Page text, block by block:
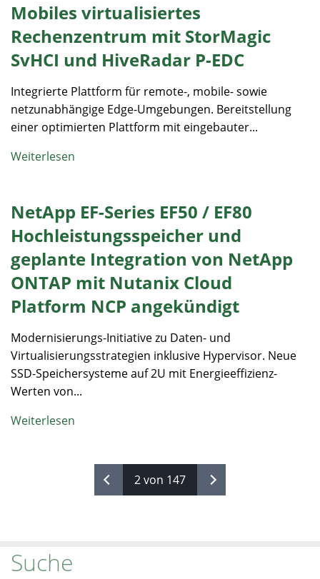
Mobiles virtualisiertes
Rechenzentrum mit StorMagic
SvHCI und HiveRadar P-EDC
Integrierte Plattform für remote-, mobile- sowie
netzunabhängige Edge-Umgebungen. Bereitstellung
einer optimierten Plattform mit eingebauter...
Weiterlesen
NetApp EF-Series EF50 / EF80
Hochleistungsspeicher und
geplante Integration von NetApp
ONTAP mit Nutanix Cloud
Platform NCP angekündigt
Modernisierungs-Initiative zu Daten- und
Virtualisierungsstrategien inklusive Hypervisor. Neue
SSD-Speichersysteme auf 2U mit Energieeffizienz-
Werten von...
Weiterlesen
2 von 147
Suche